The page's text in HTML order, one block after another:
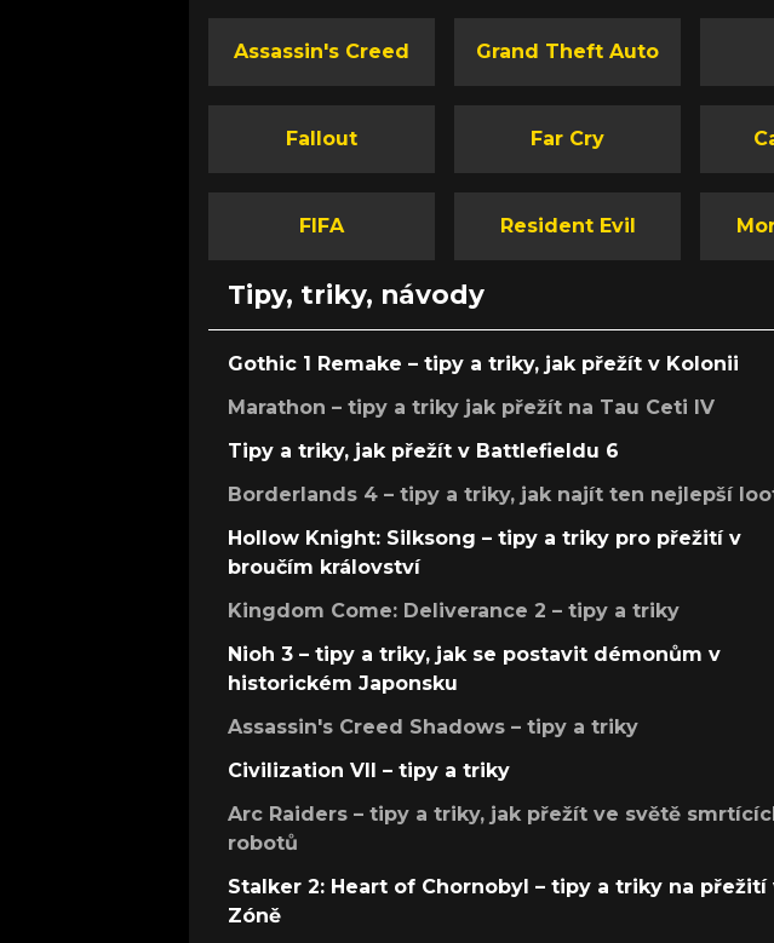
Assassin's Creed Grand Theft Auto
Fallout Far Cry
FIFA Resident Evil
Tipy, triky, návody
Gothic 1 Remake – tipy a triky, jak přežít v Kolonii
Marathon – tipy a triky jak přežít na Tau Ceti IV
Tipy a triky, jak přežít v Battlefieldu 6
Borderlands 4 – tipy a triky, jak najít ten nejlepší
Hollow Knight: Silksong – tipy a triky pro přežití v
broučím království
Kingdom Come: Deliverance 2 – tipy a triky
Nioh 3 – tipy a triky, jak se postavit démonům v
historickém Japonsku
Assassin's Creed Shadows – tipy a triky
Civilization VII – tipy a triky
Arc Raiders – tipy a triky, jak přežít ve světě
robotů
Stalker 2: Heart of Chornobyl – tipy a triky na přežití
Zóně